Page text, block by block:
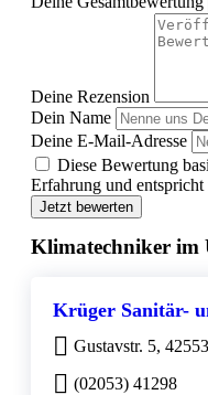
Deine Rezension
Dein Name
Deine E-Mail-Adresse
Diese Bewertung
Erfahrung und
Jetzt bewerten
Klimatechniker im
Krüger Sanitär-
Gustavstr. 5,
(02053) 41298